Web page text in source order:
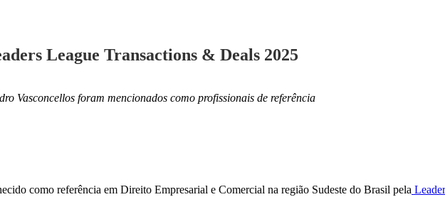
League Transactions & Deals 2025
Vasconcellos foram mencionados como profissionais de referência
como referência em Direito Empresarial e Comercial na região Sudeste do Brasil pela